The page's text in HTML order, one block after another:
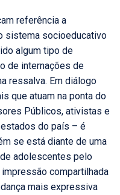
referência a
sistema socioeducativo
algum tipo de
de internações de
ressalva. Em diálogo
que atuam na ponta do
Públicos, ativistas e
do país – é
se está diante de uma
adolescentes pelo
compartilhada
mais expressiva